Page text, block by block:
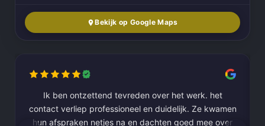
Bekijk op Google Maps
Ik ben ontzettend tevreden over het werk. het
contact verliep professioneel en duidelijk. Ze kwamen
hun afspraken netjes na en dachten goed mee over